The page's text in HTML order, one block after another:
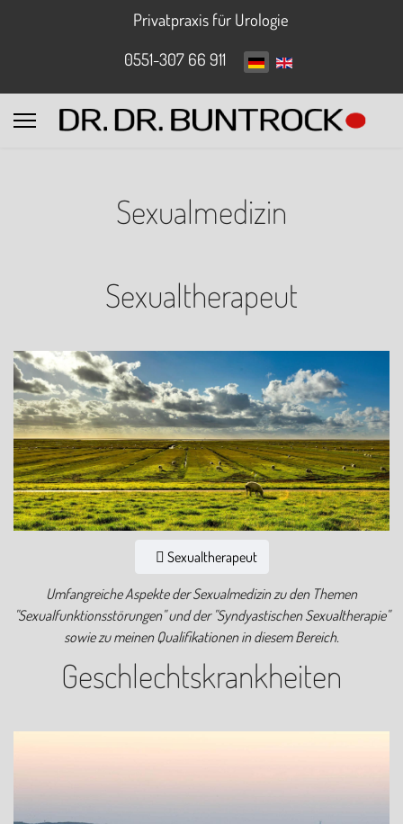
Privatpraxis für Urologie
0551-307 66 911
Sexualmedizin
Sexualtherapeut
Sexualtherapeut
Umfangreiche Aspekte der Sexualmedizin zu den Themen
"Sexualfunktionsstörungen" und der "Syndyastischen Sexualtherapie"
sowie zu meinen Qualifikationen in diesem Bereich.
Geschlechtskrankheiten